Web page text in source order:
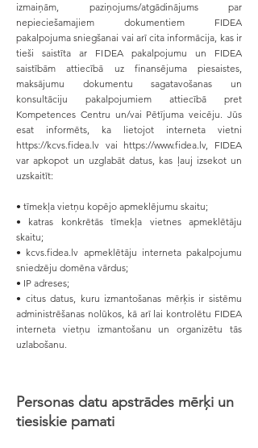
izmaiņām, paziņojums/atgādinājums par
nepieciešamajiem dokumentiem FIDEA
pakalpojuma sniegšanai vai arī cita informācija, kas ir
tieši saistīta ar FIDEA pakalpojumu un FIDEA
saistībām attiecībā uz finansējuma piesaistes,
maksājumu dokumentu sagatavošanas un
konsultāciju pakalpojumiem attiecībā pret
Kompetences Centru un/vai Pētījuma veicēju. Jūs
esat informēts, ka lietojot interneta vietni
https://kcvs.fidea.lv vai https://www.fidea.lv, FIDEA
var apkopot un uzglabāt datus, kas ļauj izsekot un
uzskaitīt:
• tīmekļa vietņu kopējo apmeklējumu skaitu;
• katras konkrētās tīmekļa vietnes apmeklētāju
skaitu;
• kcvs.fidea.lv apmeklētāju interneta pakalpojumu
sniedzēju domēna vārdus;
• IP adreses;
• citus datus, kuru izmantošanas mērķis ir sistēmu
administrēšanas nolūkos, kā arī lai kontrolētu FIDEA
interneta vietņu izmantošanu un organizētu tās
uzlabošanu.
Personas datu apstrādes mērķi un
tiesiskie pamati